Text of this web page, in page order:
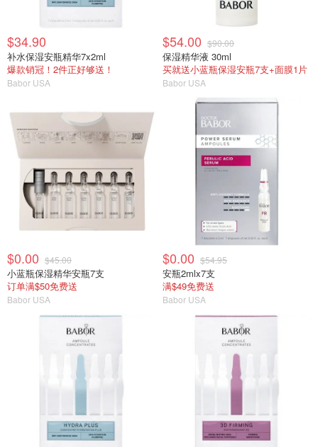
$34.90
补水保湿安瓶精华7x2ml
爆款销冠！2件正好够送！
Babor USA
$54.00 $90.00
保湿精华液 30ml
买就送小蓝瓶保湿安瓶7支+面膜1片
Babor USA
$0.00 $45.00
小蓝瓶保湿精华安瓶7支
订单满$50免费送
Babor USA
$0.00 $54.95
安瓶2mlx7支
满$49免费送
Babor USA